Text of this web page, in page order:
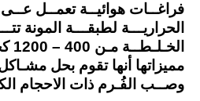
فراغــات هوائيــة تعمــل عــى
الحراريـــة لطبقـــة المونة
مميزاتها أنها تقوم بحل
وصــب الفُـرم ذات الاحجام